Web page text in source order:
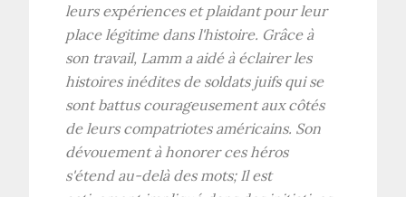
leurs expériences et plaidant pour leur
place légitime dans l'histoire. Grâce à
son travail, Lamm a aidé à éclairer les
histoires inédites de soldats juifs qui se
sont battus courageusement aux côtés
de leurs compatriotes américains. Son
dévouement à honorer ces héros
s'étend au-delà des mots; Il est